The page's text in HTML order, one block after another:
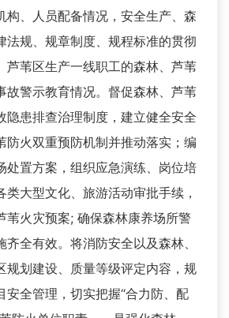
构、人员配备情况，安全生产、森
法规、规章制度、规程标准的贯彻
芦苇区生产一线职工的森林、芦苇
故警示教育情况。督促森林、芦苇
隐患排查治理制度，建立健全安全
防火双重预防机制并推动落实；编
处置方案，组织应急演练、岗位培
类大型文化、旅游活动审批手续，
苇火灾预案; 确保森林康养场所警
全有效。将消防安全以及森林、
规划建设、质量等级评定内容，规
安全管理，切实把握“合力防、配